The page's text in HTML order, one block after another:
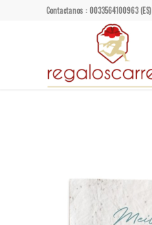
Contactanos : 0033564100963 (ES)